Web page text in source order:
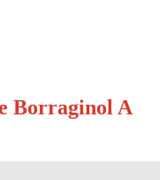
Borraginol A